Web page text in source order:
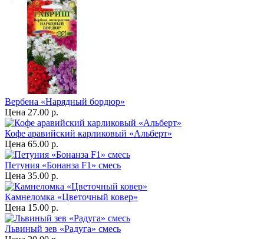
Вербена «Нарядный бордюр»
Цена 27.00 р.
Кофе аравийский карликовый «Альберт»
Цена 65.00 р.
Петуния «Бонанза F1» смесь
Цена 35.00 р.
Камнеломка «Цветочный ковер»
Цена 15.00 р.
Львиный зев «Радуга» смесь